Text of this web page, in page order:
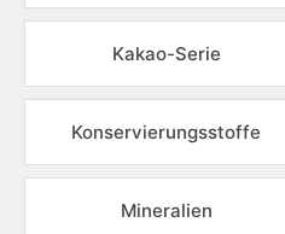
Kakao-Serie
Konservierungsstoffe
Mineralien